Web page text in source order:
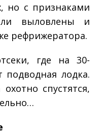
но с признаками
выловлены и
рефрижератора.
где на 30­-
подводная лодка.
спустятся,